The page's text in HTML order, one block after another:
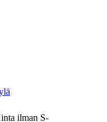
ilman S-